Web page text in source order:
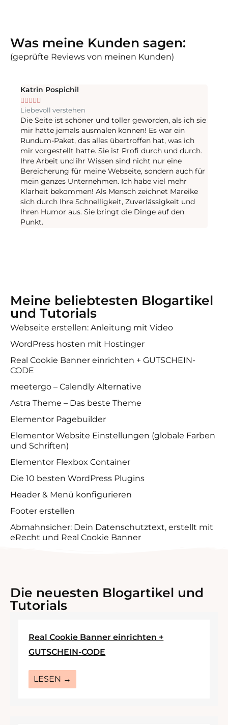
Was meine Kunden sagen:
(geprüfte Reviews von meinen Kunden)
Katrin Pospichil
    
Liebevoll verstehen
Die Seite ist schöner und toller geworden, als ich sie
mir hätte jemals ausmalen können! Es war ein
Rundum-Paket, das alles übertroffen hat, was ich
mir vorgestellt hatte. Sie ist Profi durch und durch.
Ihre Arbeit und ihr Wissen sind nicht nur eine
Bereicherung für meine Webseite, sondern auch für
mein ganzes Unternehmen. Ich habe viel mehr
Klarheit bekommen! Als Mensch zeichnet Mareike
sich durch Ihre Schnelligkeit, Zuverlässigkeit und
Ihren Humor aus. Sie bringt die Dinge auf den
Punkt.
Meine beliebtesten Blogartikel
und Tutorials
Webseite erstellen: Anleitung mit Video
WordPress hosten mit Hostinger
Real Cookie Banner einrichten + GUTSCHEIN-
CODE
meetergo – Calendly Alternative
Astra Theme – Das beste Theme
Elementor Pagebuilder
Elementor Website Einstellungen (globale Farben
und Schriften)
Elementor Flexbox Container
Die 10 besten WordPress Plugins
Header & Menü konfigurieren
Footer erstellen
Abmahnsicher: Dein Datenschutztext, erstellt mit
eRecht und Real Cookie Banner
Die neuesten Blogartikel und
Tutorials
Real Cookie Banner einrichten +
GUTSCHEIN-CODE
LESEN →